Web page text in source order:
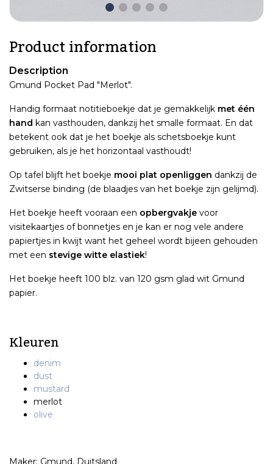
Product information
Description
Gmund Pocket Pad "Merlot".
Handig formaat notitieboekje dat je gemakkelijk met één
hand kan vasthouden, dankzij het smalle formaat. En dat
betekent ook dat je het boekje als schetsboekje kunt
gebruiken, als je het horizontaal vasthoudt!
Op tafel blijft het boekje mooi plat openliggen dankzij de
Zwitserse binding (de blaadjes van het boekje zijn gelijmd).
Het boekje heeft vooraan een opbergvakje voor
visitekaartjes of bonnetjes en je kan er nog vele andere
papiertjes in kwijt want het geheel wordt bijeen gehouden
met een stevige witte elastiek!
Het boekje heeft 100 blz. van 120 gsm glad wit Gmund
papier.
Kleuren
denim
dust
mustard
merlot
olive
Maker: Gmund, Duitsland